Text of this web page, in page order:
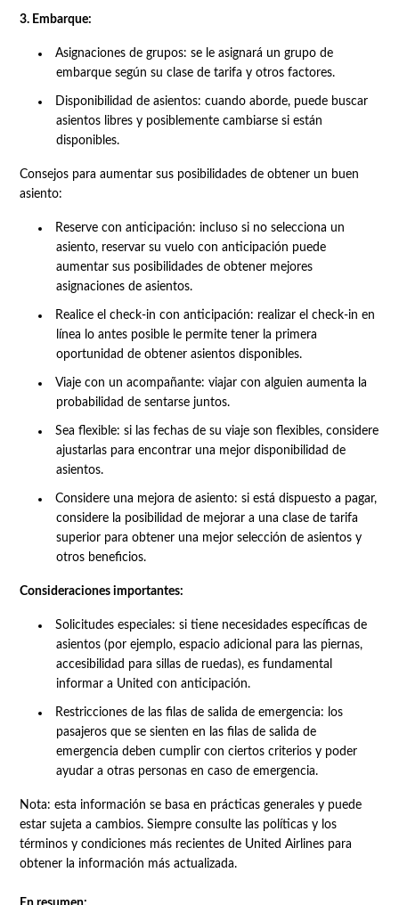
3. Embarque:
Asignaciones de grupos: se le asignará un grupo de
embarque según su clase de tarifa y otros factores.
Disponibilidad de asientos: cuando aborde, puede buscar
asientos libres y posiblemente cambiarse si están
disponibles.
Consejos para aumentar sus posibilidades de obtener un buen
asiento:
Reserve con anticipación: incluso si no selecciona un
asiento, reservar su vuelo con anticipación puede
aumentar sus posibilidades de obtener mejores
asignaciones de asientos.
Realice el check-in con anticipación: realizar el check-in en
línea lo antes posible le permite tener la primera
oportunidad de obtener asientos disponibles.
Viaje con un acompañante: viajar con alguien aumenta la
probabilidad de sentarse juntos.
Sea flexible: si las fechas de su viaje son flexibles, considere
ajustarlas para encontrar una mejor disponibilidad de
asientos.
Considere una mejora de asiento: si está dispuesto a pagar,
considere la posibilidad de mejorar a una clase de tarifa
superior para obtener una mejor selección de asientos y
otros beneficios.
Consideraciones importantes:
Solicitudes especiales: si tiene necesidades específicas de
asientos (por ejemplo, espacio adicional para las piernas,
accesibilidad para sillas de ruedas), es fundamental
informar a United con anticipación.
Restricciones de las filas de salida de emergencia: los
pasajeros que se sienten en las filas de salida de
emergencia deben cumplir con ciertos criterios y poder
ayudar a otras personas en caso de emergencia.
Nota: esta información se basa en prácticas generales y puede
estar sujeta a cambios. Siempre consulte las políticas y los
términos y condiciones más recientes de United Airlines para
obtener la información más actualizada.